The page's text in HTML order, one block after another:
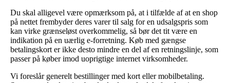
Du skal alligevel være opmærksom på, at i tilfælde af at en shop
på nettet frembyder deres varer til salg for en udsalgspris som
kan virke grænseløst overkommelig, så bør det tit være en
indikation på en uærlig e-forretning. Køb med gængse
betalingskort er ikke desto mindre en del af en retningslinje, som
passer på køber imod uoprigtige internet virksomheder.
Vi foreslår generelt bestillinger med kort eller mobilbetaling.